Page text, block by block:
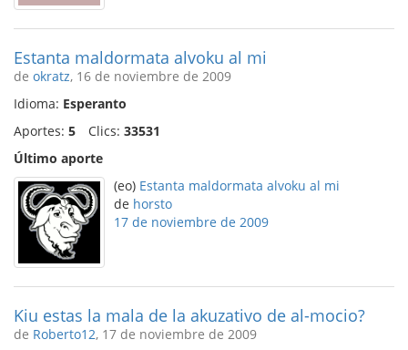
Estanta maldormata alvoku al mi
de okratz, 16 de noviembre de 2009
Idioma: Esperanto
Aportes: 5 Clics: 33531
Último aporte
(eo) Estanta maldormata alvoku al mi
de horsto
17 de noviembre de 2009
Kiu estas la mala de la akuzativo de al-mocio?
de Roberto12, 17 de noviembre de 2009